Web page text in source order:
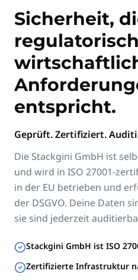
Sicherheit,
entspricht.
Geprüft. Zertifiziert.
Die Stackgini GmbH ist
und wird in ISO 27001-
in der EU betrieben und
der DSGVO. Deine Daten
sie sind jederzeit
Stackgini GmbH ist ISO
Zertifizierte Infrastruktur